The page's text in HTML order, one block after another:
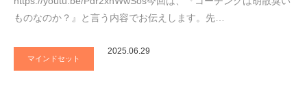
ものなのか？』と言う内容でお伝えします。先…
マインドセット
2025.06.29